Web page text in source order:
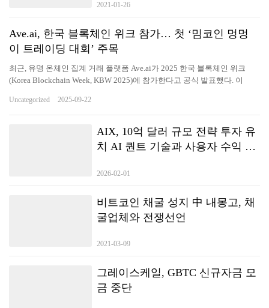
https://joind.io/market/id/5389 본 기
별도의 협의 없이 무단으로 게재
할 경우 저작권침해가 될 수 있습
니다.
2021-01-26
Ave.ai, 한국 블록체인 위크 참가… 첫 ‘밈코인 멍멍
이 트레이딩 대회’ 주목
최근, 유명 온체인 집계 거래 플랫폼 Ave.ai가 2025 한국 블록체인 위크
(Korea Blockchain Week, KBW 2025)에 참가한다고 공식 발표했다. 이
업 행사에 스폰서로 참여할 뿐만 아니라, edgeX 등 글로벌 최상위 기관
장 진출을 알리는 중요한 신호로 해석된다. 📌 KBW 기간 동안 Ave.ai의 활
동 일정은 다음과 같다: ⚫️주제: Web3 Growth Summit시간: 9월 23일 13:30
장소: 222 Bongeunsa-ro, 강남구, 서울링크: https://luma.com/apkie5u1 ⚫️
소: 개별 초청장으로 공지 ⚫️주제: edgeX CONNECTS ALL시간: 9월 25
Cheongdam링크: https://luma.com/sekn6c7h ⚫️주제: Super Social Night |
KOL Networking Party시간: 9월 26일 18:00~24:00장소: Avecque
Cheongdam링크: https://luma.com/omhoof70 특히 주목할 만한 점은,
Trading Competition)’**를 개최한다는 것이다. 이 혁신적인 이벤트
야에서 밈코인 트레이딩 혁신을 보여주는 상징적인 사례가 될 전망이다.
업계 선도 DEX 플랫폼으로서 Ave.ai는 항상 Web3 산업의 혁신과 성장
Uncategorized 2025-09-22
AIX, 10억 달러 규모 전략 투자 유
치 AI 퀀트 기술과 사용자 수익 공
2026-02-01
비트코인 채굴 성지 中 내몽고, 채
굴업체와 전쟁선언
2021-03-09
그레이스케일, GBTC 신규자금 모
금 중단